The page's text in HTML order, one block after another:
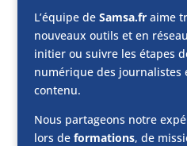
L’équipe de Samsa.fraime
nouveaux outils et en
initier ou suivre les étapes
numérique des journalistes
contenu.
Nous partageons notre
lors de formations, de